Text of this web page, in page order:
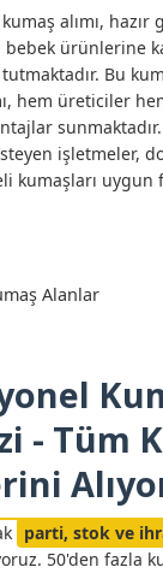
alımı,
ürünlerine
Bu
hem üreticiler
işletmeler,
kumaşları
Alanlar
- Tüm
parti, stok ve
50'den fazla